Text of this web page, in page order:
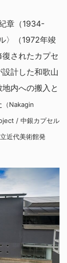
章（1934-
〉（1972年竣
されたカプセ
計した和歌山
内への搬入と
（Nakagin
/ 中銀カプセル
近代美術館発